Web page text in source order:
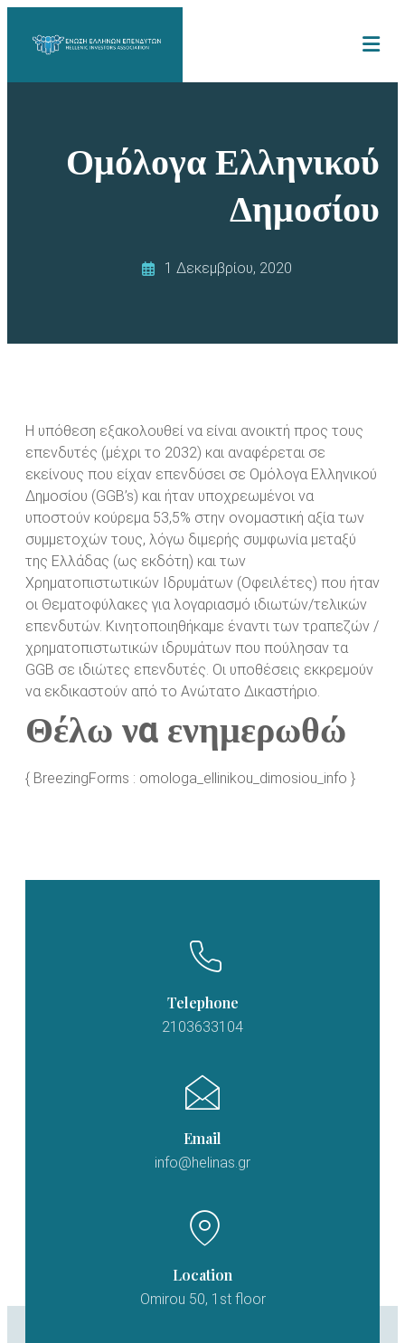
Ομόλογα Ελληνικού
Δημοσίου
1 Δεκεμβρίου, 2020
Η υπόθεση εξακολουθεί να είναι ανοικτή προς τους
επενδυτές (μέχρι το 2032) και αναφέρεται σε
εκείνους που είχαν επενδύσει σε Ομόλογα Ελληνικού
Δημοσίου (GGB’s) και ήταν υποχρεωμένοι να
υποστούν κούρεμα 53,5% στην ονομαστική αξία των
συμμετοχών τους, λόγω διμερής συμφωνία μεταξύ
της Ελλάδας (ως εκδότη) και των
Χρηματοπιστωτικών Ιδρυμάτων (Οφειλέτες) που ήταν
οι Θεματοφύλακες για λογαριασμό ιδιωτών/τελικών
επενδυτών. Κινητοποιηθήκαμε έναντι των τραπεζών /
χρηματοπιστωτικών ιδρυμάτων που πούλησαν τα
GGB σε ιδιώτες επενδυτές. Οι υποθέσεις εκκρεμούν
να εκδικαστούν από το Ανώτατο Δικαστήριο.
Θέλω να ενημερωθώ
{ BreezingForms : omologa_ellinikou_dimosiou_info }
Telephone
2103633104
Email
info@helinas.gr
Location
Omirou 50, 1st floor